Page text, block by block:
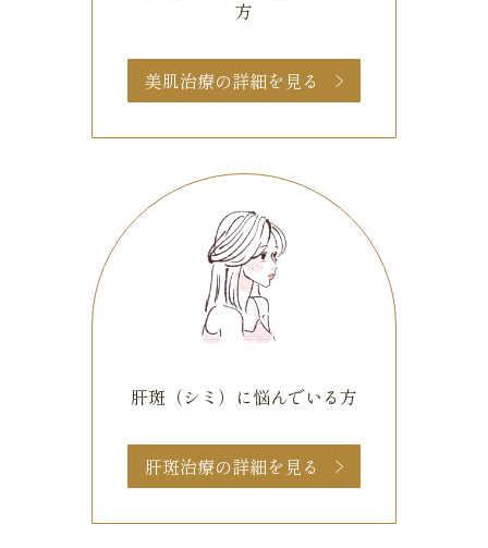
方
美肌治療の詳細を見る
肝斑（シミ）に悩んでいる方
肝斑治療の詳細を見る